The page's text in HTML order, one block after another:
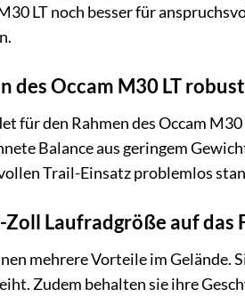
LT noch besser für
des Occam M30 LT
für den Rahmen des Occam
Balance aus geringem
Trail-Einsatz problemlos
Laufradgröße auf das
mehrere Vorteile im Gelände.
Zudem behalten sie ihre